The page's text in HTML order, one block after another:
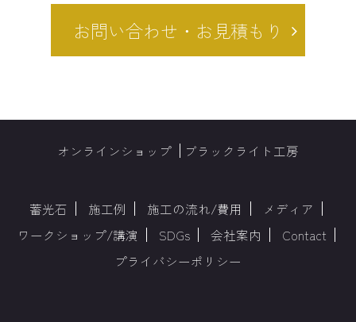
お問い合わせ・お見積もり
オンラインショップ ブラックライト工房
蓄光石 施工例 施工の流れ/費用
メディア
ワークショップ/講演
SDGs 会社案内
Contact
プライバシーポリシー